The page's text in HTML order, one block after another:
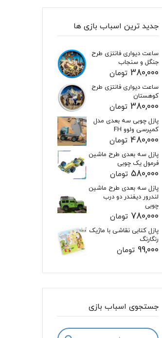
جدید ترین اسباب بازی ها
ساعت دیواری فانتزی طرح
جنگل و سنجاب
380,000 تومان
ساعت دیواری فانتزی طرح
کوهستان
380,000 تومان
پازل چوبی سه بعدی مدل
کمپرسی ولوو FH
480,000 تومان
پازل سه بعدی طرح ماشین
فرمول یک چوبی
580,000 تومان
پازل سه بعدی طرح ماشین
لندرور دیفندر دو درب
چوبی
780,000 تومان
پازل کتابی نقاشی با ماژیک
رنگارنگ
99,000 تومان
جستجوی اسباب بازی